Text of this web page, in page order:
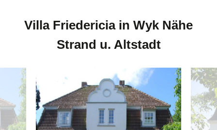
Villa Friedericia in Wyk Nähe
Strand u. Altstadt